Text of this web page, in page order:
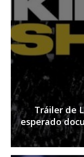
Tráiler de
esperado